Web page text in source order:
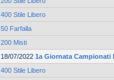
400 Stile Libero
50 Farfalla
200 Misti
18/07/2022 1a Giornata
400 Stile Libero